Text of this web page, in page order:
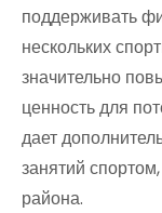
поддерживать
нескольких
значительно
ценность для
дает
занятий
района.